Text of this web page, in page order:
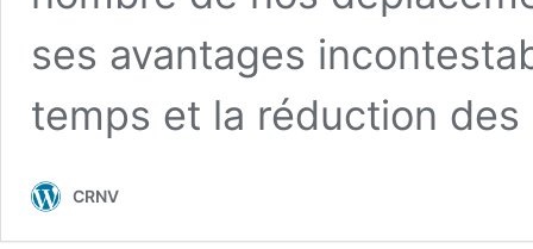
ses avantages
temps et la réduction
CRNV